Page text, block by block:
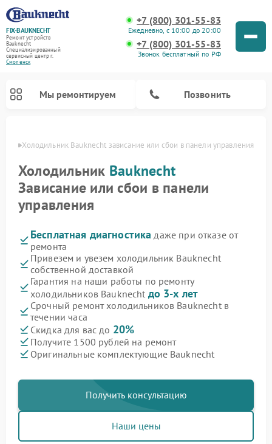
FIX-BAUKNECHT
Ремонт устройств
Bauknecht
Специализированный
cервисный центр г.
Смоленск
+7 (800) 301-55-83
Ежедневно, с 10:00 до 20:00
+7 (800) 301-55-83
Звонок бесплатный по РФ
Мы ремонтируем Позвонить
Холодильник Bauknecht зависание или сбои в панели управления
Холодильник Bauknecht
Зависание или сбои в панели
управления
Бесплатная диагностика даже при отказе от
ремонта
Привезем и увезем холодильник Bauknecht
собственной доставкой
Гарантия на наши работы по ремонту
холодильников Bauknecht до 3-х лет
Срочный ремонт холодильников Bauknecht в
течении часа
Скидка для вас до 20%
Получите 1500 рублей на ремонт
Оригинальные комплектующие Bauknecht
Получить консультацию
Наши цены